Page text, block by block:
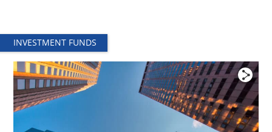
regulatorische Entwicklungen
Private Equity & AI – Value Creation 2.0?
Private Equity & AI – Value Creation 2.0?
Follow-up Hamburger Fondsgespräche 2024 –
Continuation Fonds im Trend
Follow-up Hamburger Fondsgespräche 2024 –
INVESTMENT FUNDS